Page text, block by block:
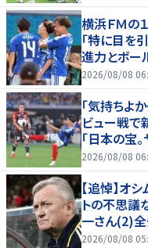
横浜ＦＭの
「特に目を
進力とボー
2026/08/08
「気持ちよ
ビュー戦で
「日本の宝
2026/08/08
【追悼】オ
トの不思議
一さん(2)
の“大迷子
2026/08/08